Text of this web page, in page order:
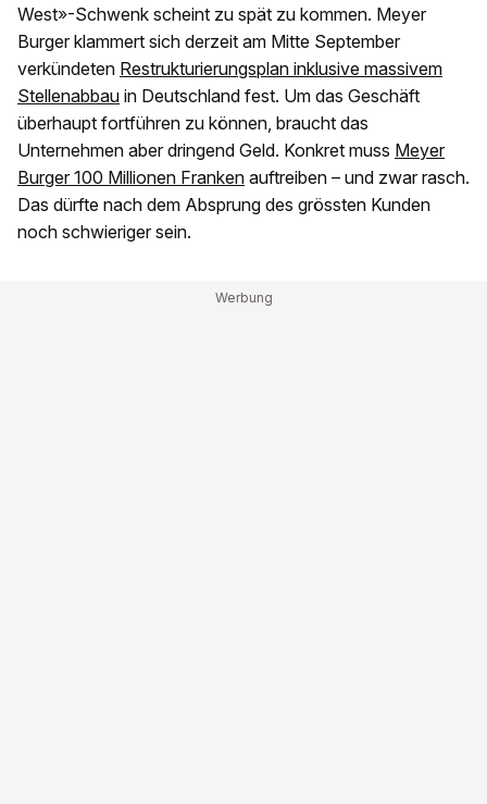
West»-Schwenk scheint zu spät zu kommen. Meyer
Burger klammert sich derzeit am Mitte September
verkündeten Restrukturierungsplan inklusive massivem
Stellenabbau in Deutschland fest. Um das Geschäft
überhaupt fortführen zu können, braucht das
Unternehmen aber dringend Geld. Konkret muss Meyer
Burger 100 Millionen Franken auftreiben – und zwar rasch.
Das dürfte nach dem Absprung des grössten Kunden
noch schwieriger sein.